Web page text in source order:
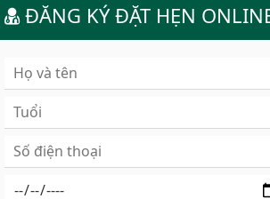
ĐĂNG KÝ ĐẶT HẸN